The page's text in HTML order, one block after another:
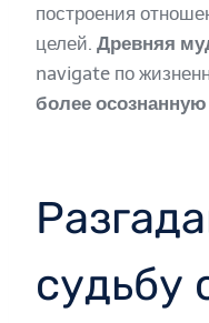
построения
целей. Древняя
navigate по
более
судьбу